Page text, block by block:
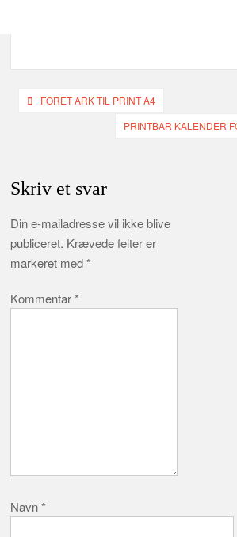
Indlægsnavigation
FORET ARK TIL PRINT A4
PRINTBAR KALENDER
Skriv et svar
Din e-mailadresse vil ikke blive
publiceret. Krævede felter er
markeret med*
Kommentar*
Navn*